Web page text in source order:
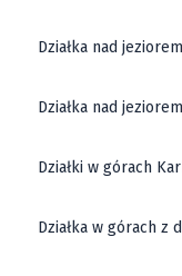
Działka nad
Działka nad
Działki w górach
Działka w górach z